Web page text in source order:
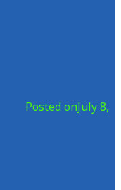
Posted onJuly 8,